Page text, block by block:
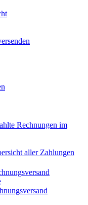
Rechnungen im
aller Zahlungen